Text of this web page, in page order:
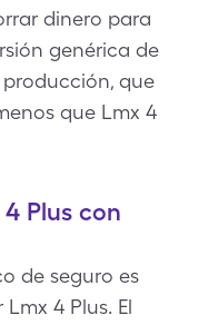
dinero para
genérica de
producción, que
que Lmx 4
Plus con
de seguro es
4 Plus. El